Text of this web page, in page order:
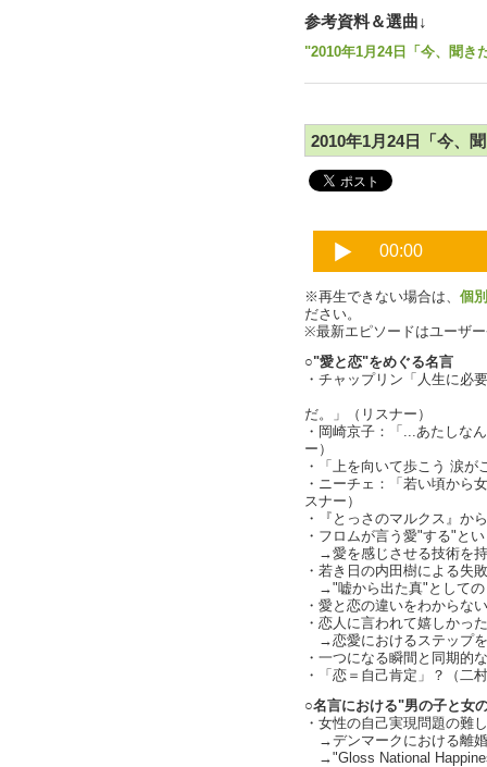
参考資料＆選曲↓
"2010年1月24日「今、聞き
2010年1月24日「今、
※再生できない場合は、 個
ださい。
※最新エピソードはユーザ
○"愛と恋"をめぐる名言
・チャップリン「人生に必
だ。」（リスナー）
・岡崎京子：「...あたしな
ー）
・「上を向いて歩こう 涙
・ニーチェ：「若い頃から
スナー）
・『とっさのマルクス』か
・フロムが言う愛"する"と
→愛を感じさせる技術を
・若き日の内田樹による失
→"嘘から出た真"としての
・愛と恋の違いをわからな
・恋人に言われて嬉しかっ
→恋愛におけるステップ
・一つになる瞬間と同期的
・「恋＝自己肯定」？（二
○名言における"男の子と女
・女性の自己実現問題の難
→デンマークにおける離
→"Gloss National